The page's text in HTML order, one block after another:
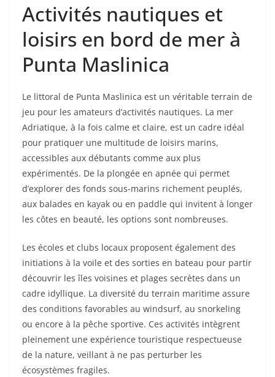
Activités nautiques et
loisirs en bord de mer à
Punta Maslinica
Le littoral de Punta Maslinica est un véritable terrain de
jeu pour les amateurs d’activités nautiques. La mer
Adriatique, à la fois calme et claire, est un cadre idéal
pour pratiquer une multitude de loisirs marins,
accessibles aux débutants comme aux plus
expérimentés. De la plongée en apnée qui permet
d’explorer des fonds sous-marins richement peuplés,
aux balades en kayak ou en paddle qui invitent à longer
les côtes en beauté, les options sont nombreuses.
Les écoles et clubs locaux proposent également des
initiations à la voile et des sorties en bateau pour partir
découvrir les îles voisines et plages secrètes dans un
cadre idyllique. La diversité du terrain maritime assure
des conditions favorables au windsurf, au snorkeling
ou encore à la pêche sportive. Ces activités intègrent
pleinement une expérience touristique respectueuse
de la nature, veillant à ne pas perturber les
écosystèmes fragiles.